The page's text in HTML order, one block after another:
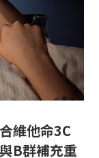
維他命3C
B群補充重